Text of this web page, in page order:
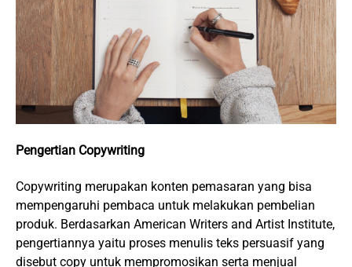
Pengertian Copywriting
Copywriting merupakan konten pemasaran yang bisa
mempengaruhi pembaca untuk melakukan pembelian
produk. Berdasarkan American Writers and Artist Institute,
pengertiannya yaitu proses menulis teks persuasif yang
disebut copy untuk mempromosikan serta menjual